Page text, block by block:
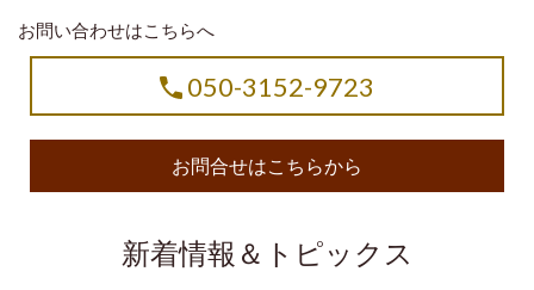
お問い合わせはこちらへ
050-3152-9723
お問合せはこちらから
新着情報＆トピックス